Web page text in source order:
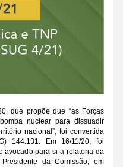
que propõe que “as Forças
nuclear para dissuadir
nacional”, foi convertida
144.131. Em 16/11/20, foi
avocado para si a relatoria da
da Comissão, em